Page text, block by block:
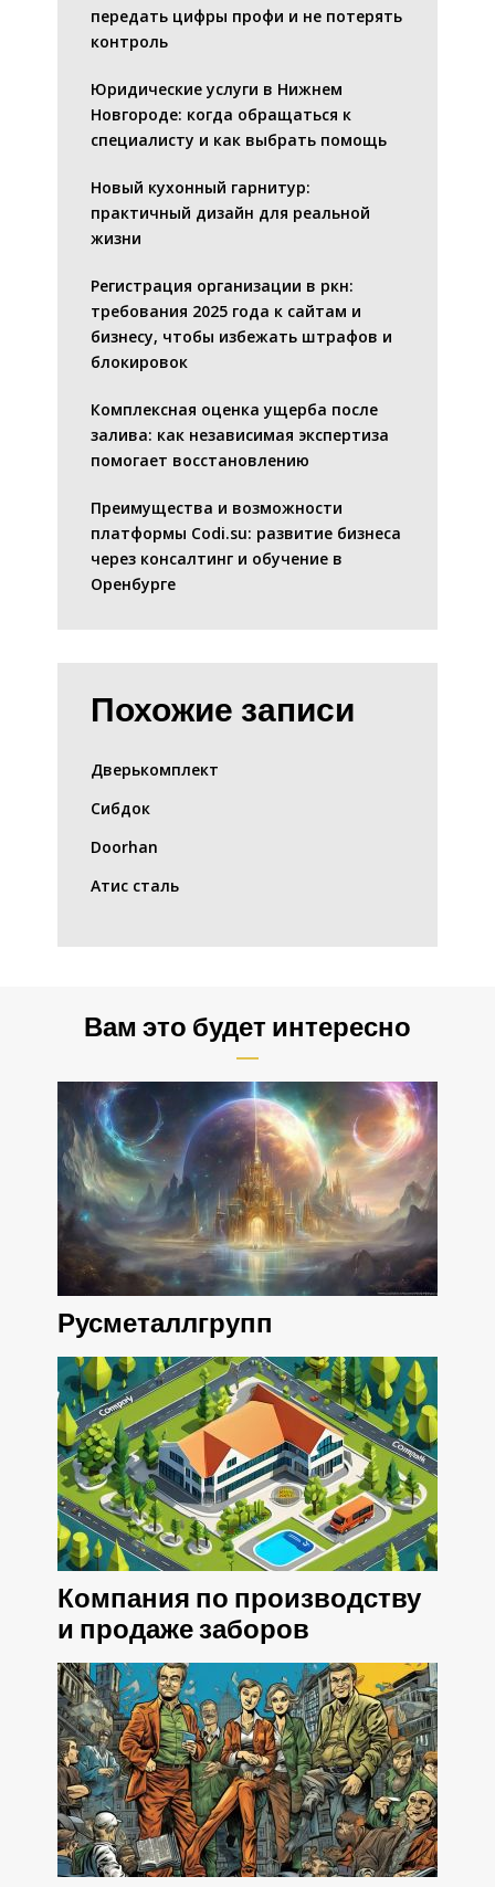
передать цифры профи и не потерять
контроль
Юридические услуги в Нижнем
Новгороде: когда обращаться к
специалисту и как выбрать помощь
Новый кухонный гарнитур:
практичный дизайн для реальной
жизни
Регистрация организации в ркн:
требования 2025 года к сайтам и
бизнесу, чтобы избежать штрафов и
блокировок
Комплексная оценка ущерба после
залива: как независимая экспертиза
помогает восстановлению
Преимущества и возможности
платформы Codi.su: развитие бизнеса
через консалтинг и обучение в
Оренбурге
Похожие записи
Дверькомплект
Сибдок
Doorhan
Атис сталь
Вам это будет интересно
Русметаллгрупп
Компания по производству
и продаже заборов